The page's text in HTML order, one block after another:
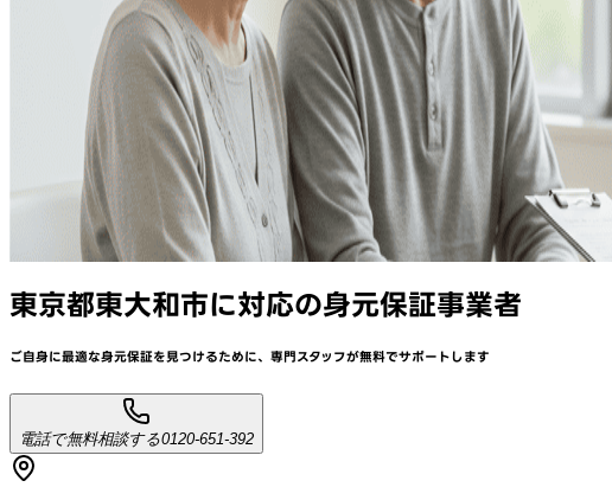
東京都東大和市に対応の身元保証事業者
ご自身に最適な身元保証を見つけるために、 専門スタッフが無料でサポートします
電話で無料相談する0120-651-392